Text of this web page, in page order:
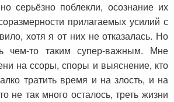
серьёзно поблекли, осознание их
прилагаемых усилий с
хотя я от них не отказалась. Но
чем-то таким супер-важным. Мне
на ссоры, споры и выяснение, кто
тратить время и на злость, и на
не так много осталось, треть жизни